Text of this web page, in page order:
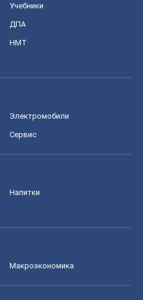
Учебники
ДПА
НМТ
Электромобили
Сервис
Напитки
Mакроэкономика